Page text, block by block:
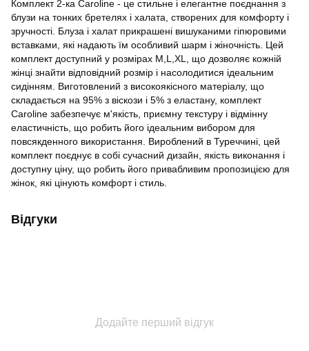
Комплект 2-ка Caroline - це стильне і елегантне поєднання з
блузи на тонких бретелях і халата, створених для комфорту і
зручності. Блуза і халат прикрашені вишуканими гіпюровими
вставками, які надають їм особливий шарм і жіночність. Цей
комплект доступний у розмірах M,L,XL, що дозволяє кожній
жінці знайти відповідний розмір і насолодитися ідеальним
сидінням. Виготовлений з високоякісного матеріалу, що
складається на 95% з віскози і 5% з еластану, комплект
Caroline забезпечує м'якість, приємну текстуру і відмінну
еластичність, що робить його ідеальним вибором для
повсякденного використання. Вироблений в Туреччині, цей
комплект поєднує в собі сучасний дизайн, якість виконання і
доступну ціну, що робить його привабливим пропозицією для
жінок, які цінують комфорт і стиль.
Відгуки
Додайте перший відгук